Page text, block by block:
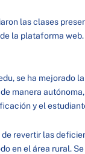
las clases
la plataforma
se ha mejorado
manera
y el
de revertir las
en el área rural.